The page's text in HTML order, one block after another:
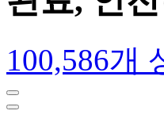
100,586개